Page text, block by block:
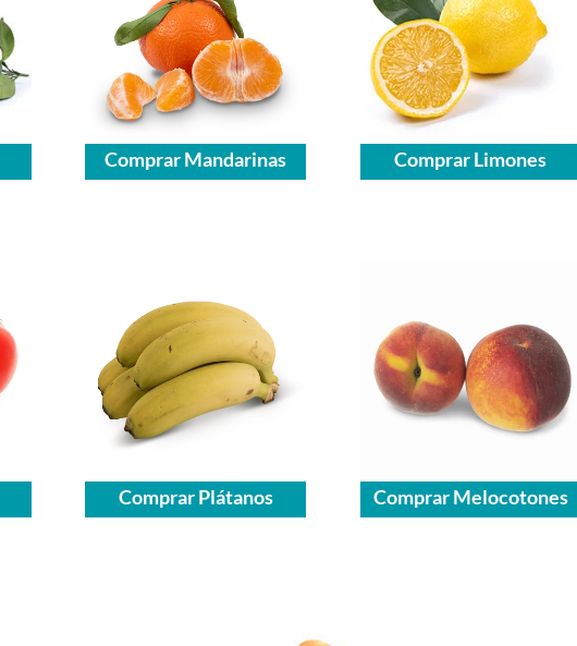
Comprar Mandarinas Comprar Limones
Comprar Plátanos Comprar Melocotones